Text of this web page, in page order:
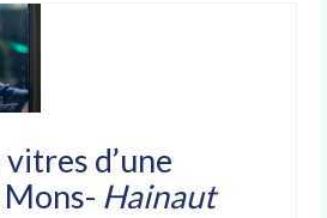
d’une
Mons- Hainaut